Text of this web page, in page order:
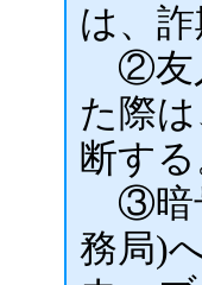
は、
②友
た際
断す
③暗
務局)